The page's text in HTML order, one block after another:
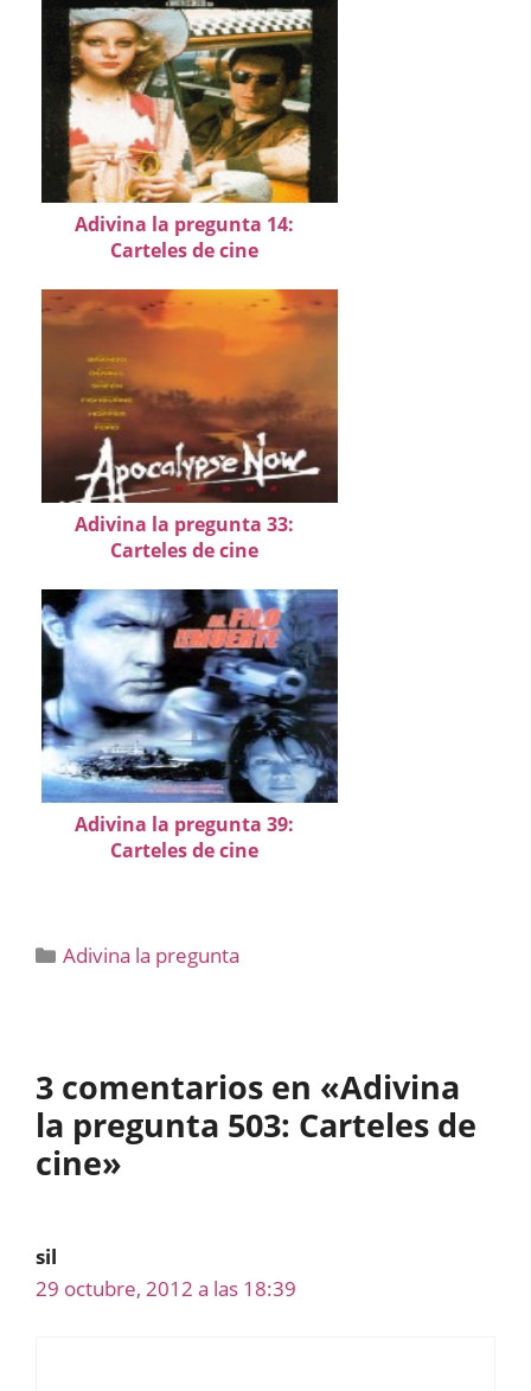
Adivina la pregunta 14:
Carteles de cine
Adivina la pregunta 33:
Carteles de cine
Adivina la pregunta 39:
Carteles de cine
Categorías
Adivina la pregunta
3 comentarios en «Adivina
la pregunta 503: Carteles de
cine»
sil
29 octubre, 2012 a las 18:39